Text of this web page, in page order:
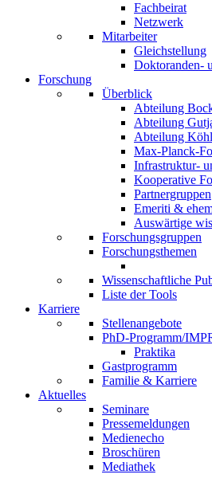
Fachbeirat
Netzwerk
Mitarbeiter
Gleichstellung
Doktoranden-
Forschung
Überblick
Abteilung
Abteilung
Abteilung
Max-Planck-
Infrastruktur-
Kooperative
Partnergruppen
Emeriti &
Auswärtige
Forschungsgruppen
Forschungsthemen
Wissenschaftliche
Liste der Tools
Karriere
Stellenangebote
PhD-Programm/
Praktika
Gastprogramm
Familie & Karriere
Aktuelles
Seminare
Pressemeldungen
Medienecho
Broschüren
Mediathek